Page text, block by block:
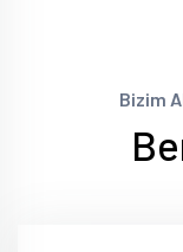
Bizim